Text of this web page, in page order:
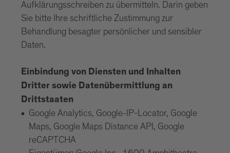
Aufklärungsschreiben zu übermitteln. Darin geben
Sie bitte Ihre schriftliche Zustimmung zur
Behandlung besagter persönlicher und sensibler
Daten.
Einbindung von Diensten und Inhalten
Dritter sowie Datenübermittlung an
Drittstaaten
Google Analytics, Google-IP-Locator, Google
Maps, Google Maps Distance API, Google
reCAPTCHA